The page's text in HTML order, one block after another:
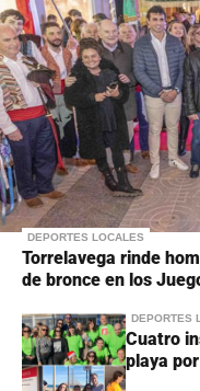
DEPORTES LOCALES
Torrelavega rinde
de bronce en los
DEPORTES
Cuatro
playa